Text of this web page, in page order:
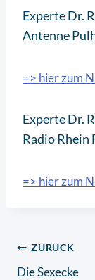
Experte Dr.
Antenne
=> hier zum
Experte Dr.
Radio Rhein
=> hier zum
ZURÜCK
Die Sexecke